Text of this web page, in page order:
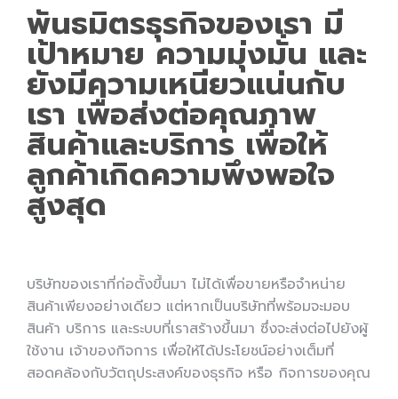
พันธมิตรธุรกิจของเรา มี
เป้าหมาย ความมุ่งมั่น และ
ยังมีความเหนียวแน่นกับ
เรา เพื่อส่งต่อคุณภาพ
สินค้าและบริการ เพื่อให้
ลูกค้าเกิดความพึงพอใจ
สูงสุด
บริษัทของเราที่ก่อตั้งขึ้นมา ไม่ได้เพื่อขายหรือจำหน่าย
สินค้าเพียงอย่างเดียว แต่หากเป็นบริษัทที่พร้อมจะมอบ
สินค้า บริการ และระบบที่เราสร้างขึ้นมา ซึ่งจะส่งต่อไปยังผู้
ใช้งาน เจ้าของกิจการ เพื่อให้ได้ประโยชน์อย่างเต็มที่
สอดคล้องกับวัตถุประสงค์ของธุรกิจ หรือ กิจการของคุณ